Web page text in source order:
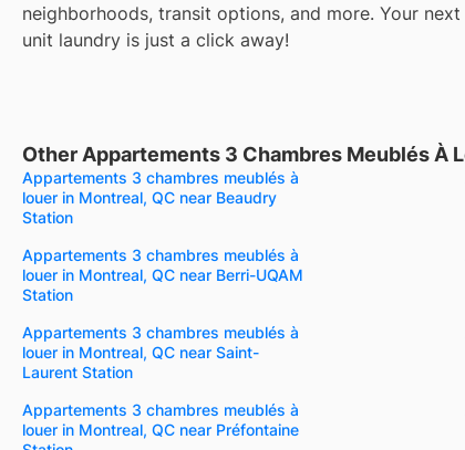
neighborhoods, transit options, and more. Your
unit laundry is just a click away!
Other Appartements 3 Chambres Meublés À
Appartements 3 chambres meublés à
louer in Montreal, QC near Beaudry
Station
Appartements 3 chambres meublés à
louer in Montreal, QC near Berri-UQAM
Station
Appartements 3 chambres meublés à
louer in Montreal, QC near Saint-
Laurent Station
Appartements 3 chambres meublés à
louer in Montreal, QC near Préfontaine